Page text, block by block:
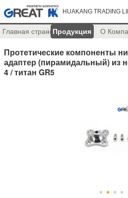
HUAKANG TRADING
Главная страницаПродукция О
Протетические компоненты
адаптер (пирамидальный) из
4 / титан GR5